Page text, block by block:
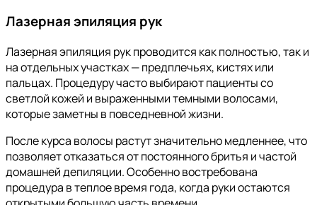
Лазерная эпиляция рук
Лазерная эпиляция рук проводится как полностью, так и
на отдельных участках — предплечьях, кистях или
пальцах. Процедуру часто выбирают пациенты со
светлой кожей и выраженными темными волосами,
которые заметны в повседневной жизни.
После курса волосы растут значительно медленнее, что
позволяет отказаться от постоянного бритья и частой
домашней депиляции. Особенно востребована
процедура в теплое время года, когда руки остаются